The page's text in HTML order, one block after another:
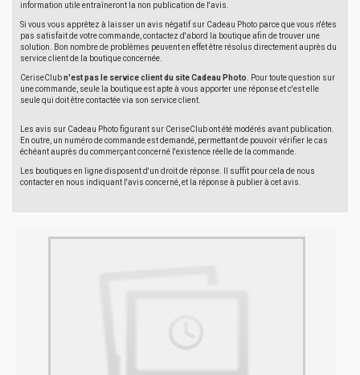
information utile entraîneront la non publication de l'avis.
Si vous vous apprêtez à laisser un avis négatif sur Cadeau Photo parce que vous n'êtes
pas satisfait de votre commande, contactez d'abord la boutique afin de trouver une
solution. Bon nombre de problèmes peuvent en effet être résolus directement auprès du
service client de la boutique concernée.
CeriseClubn'est pas le service client du site Cadeau Photo . Pour toute question sur
une commande, seule la boutique est apte à vous apporter une réponse et c'est elle
seule qui doit être contactée via son service client.
Les avis sur Cadeau Photo figurant sur CeriseClub ont été modérés avant publication.
En outre, un numéro de commande est demandé, permettant de pouvoir vérifier le cas
échéant auprès du commerçant concerné l'existence réelle de la commande.
Les boutiques en ligne disposent d'un droit de réponse. Il suffit pour cela de nous
contacter en nous indiquant l'avis concerné, et la réponse à publier à cet avis.